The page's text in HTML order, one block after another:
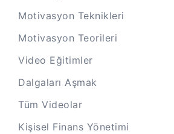
Motivasyon Teknikleri
Motivasyon Teorileri
Video Eğitimler
Dalgaları Aşmak
Tüm Videolar
Kişisel Finans Yönetimi